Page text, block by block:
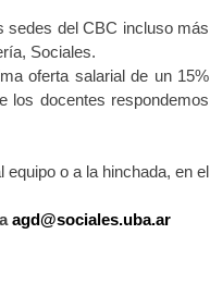
sedes del CBC incluso más
Sociales.
oferta salarial de un 15%
los docentes respondemos
o a la hinchada, en el
agd@sociales.uba.ar